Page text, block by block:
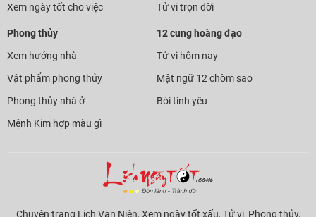
Xem ngày tốt cho việc
Tử vi trọn đời
Phong thủy
Xem hướng nhà
Vật phẩm phong thủy
Phong thủy nhà ở
Mệnh Kim hợp màu gì
12 cung hoàng đạo
Tử vi hôm nay
Mật ngữ 12 chòm sao
Bói tình yêu
Chuyên trang Lịch Vạn Niên, Xem ngày tốt xấu, Tử vi, Phong thủy,